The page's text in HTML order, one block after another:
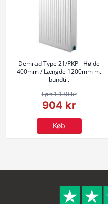
Demrad Type 21/PKP - Højde
400mm / Længde 1200mm m.
bundtil.
Før: 1.130 kr
904 kr
Køb